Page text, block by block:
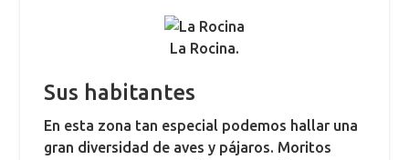
La Rocina.
Sus habitantes
En esta zona tan especial podemos hallar una
gran diversidad de aves y pájaros. Moritos